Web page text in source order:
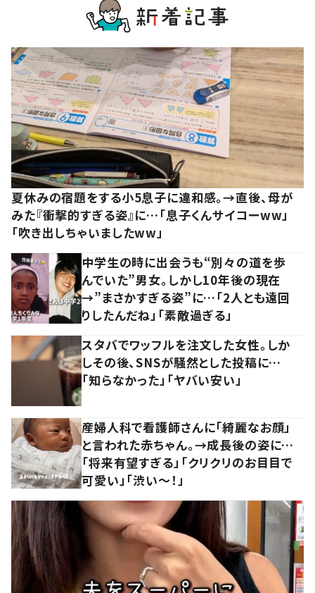
夏休みの宿題をする小5息子に違和感。→直後、母が
みた『衝撃的すぎる姿』に…「息子くんサイコーww」
「吹き出しちゃいましたww」
中学生の時に出会うも“別々の道を歩
んでいた”男女。しかし10年後の現在
→”まさかすぎる姿”に…「2人とも遠回
りしたんだね」「素敵過ぎる」
スタバでワッフルを注文した女性。しか
しその後、SNSが騒然とした投稿に…
「知らなかった」「ヤバい安い」
産婦人科で看護師さんに「綺麗なお顔」
と言われた赤ちゃん。→成長後の姿に…
「将来有望すぎる」「クリクリのお目目で
可愛い」「渋い～！」